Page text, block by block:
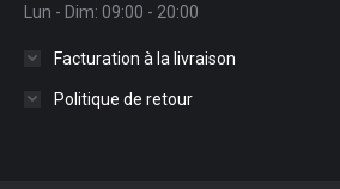
Lun - Dim: 09:00 - 20:00
Facturation à la livraison
Politique de retour